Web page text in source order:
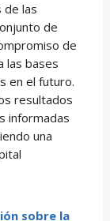
de las
de
de
las bases
en el futuro.
resultados
informadas
una
sobre la